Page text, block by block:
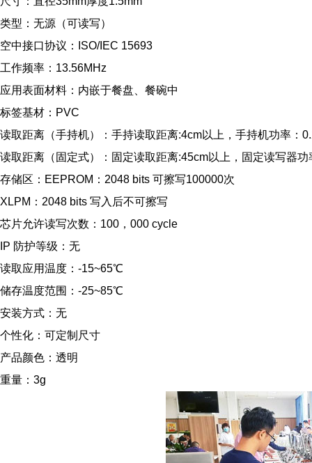
类型：无源（可读写）
空中接口协议：ISO/IEC 15693
工作频率：13.56MHz
应用表面材料：内嵌于餐盘、餐碗中
标签基材：PVC
读取距离（手持机）：手持读取距离:4cm以上，手持机功率：
读取距离（固定式）：固定读取距离:45cm以上，固定读写器功
存储区：EEPROM：2048 bits 可擦写100000次
XLPM：2048 bits 写入后不可擦写
芯片允许读写次数：100，000 cycle
IP 防护等级：无
读取应用温度：-15~65℃
储存温度范围：-25~85℃
安装方式：无
个性化：可定制尺寸
产品颜色：透明
重量：3g